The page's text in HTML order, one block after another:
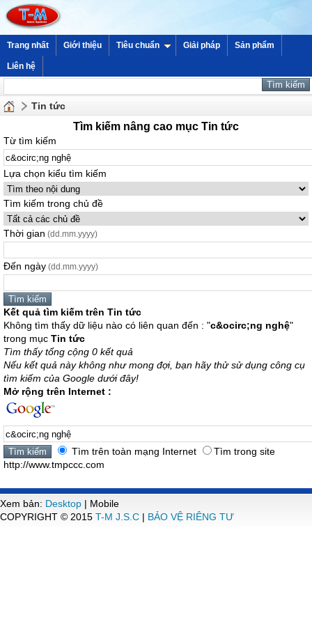
Trang nhất Giới thiệu Tiêu chuẩn Giải pháp Sản phẩm
Liên hệ
Tin tức
Tìm kiếm nâng cao mục Tin tức
Từ tìm kiếm
Lựa chọn kiểu tìm kiếm
Tìm kiếm trong chủ đề
Thời gian (dd.mm.yyyy)
Đến ngày (dd.mm.yyyy)
Kết quả tìm kiếm trên Tin tức
Không tìm thấy dữ liệu nào có liên quan đến : "c&ocirc;ng nghệ"
trong mục Tin tức
Tìm thấy tổng cộng 0 kết quả
Nếu kết quả này không như mong đợi, bạn hãy thử sử dụng công cụ
tìm kiếm của Google dưới đây!
Mở rộng trên Internet :
Tìm trên toàn mạng Internet
Tìm trong site
http://www.tmpccc.com
Xem bản: Desktop | Mobile
COPYRIGHT © 2015 T-M J.S.C | BẢO VỆ RIÊNG TƯ